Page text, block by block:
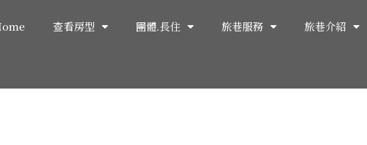
查看房型 團體.長住 旅巷服務 旅巷介紹